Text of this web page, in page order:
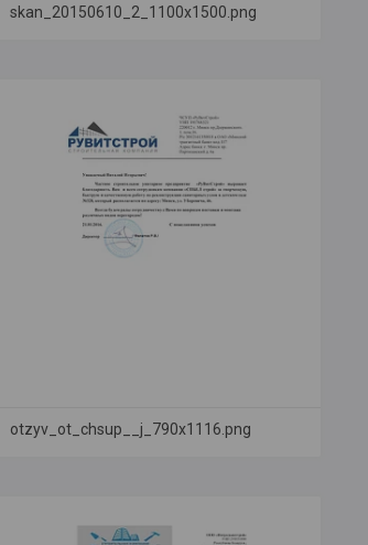
skan_20150610_2_1100x1500.png
otzyv_ot_chsup__j_790x1116.png